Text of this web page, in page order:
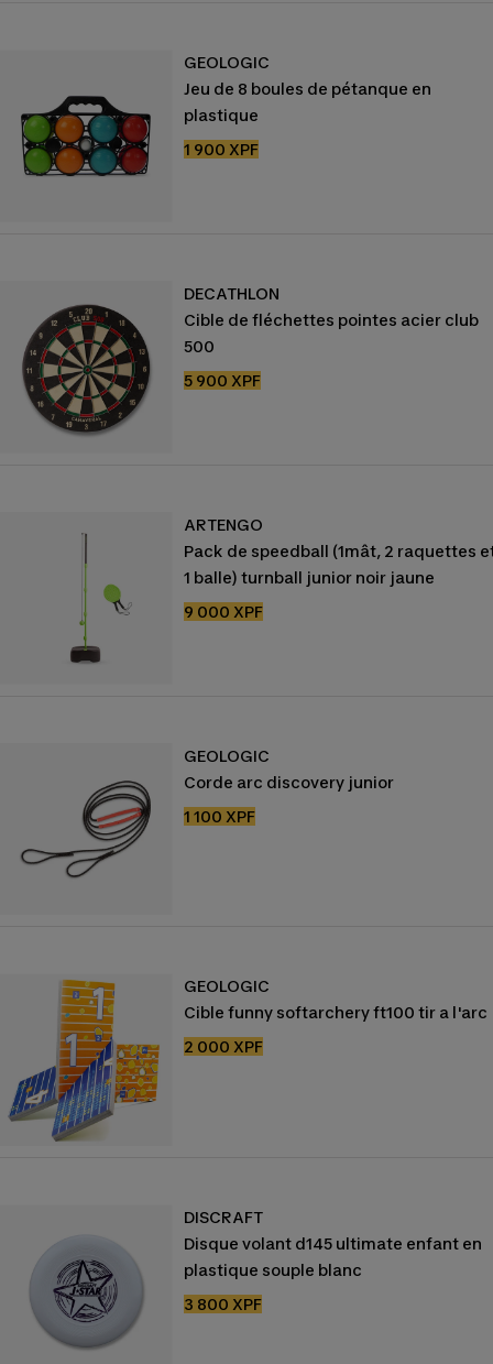
GEOLOGIC
Jeu de 8 boules de pétanque en
plastique
Prix
1 900 XPF
DECATHLON
Cible de fléchettes pointes acier club
500
Prix
5 900 XPF
ARTENGO
Pack de speedball (1mât, 2 raquettes
1 balle) turnball junior noir jaune
Prix
9 000 XPF
GEOLOGIC
Corde arc discovery junior
Prix
1 100 XPF
GEOLOGIC
Cible funny softarchery ft100 tir a l'arc
Prix
2 000 XPF
DISCRAFT
Disque volant d145 ultimate enfant en
plastique souple blanc
Prix
3 800 XPF